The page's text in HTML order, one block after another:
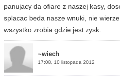
panujacy da ofiare z naszej kasy,
splacac beda nasze wnuki, nie
wszystko zrobia gdzie jest zysk.
~wiech
17:08, 10 listopada 2012